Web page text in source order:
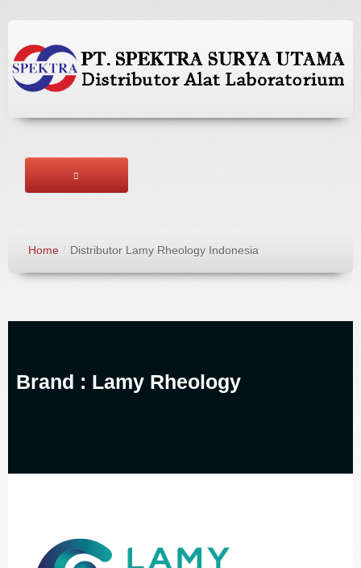
ABOUT US
CONTACT US
Home / Distributor Lamy Rheology Indonesia
Brand : Lamy Rheology